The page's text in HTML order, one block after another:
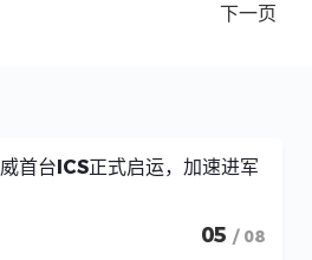
下一页
首台ICS正式启运，加速进军
05 / 08